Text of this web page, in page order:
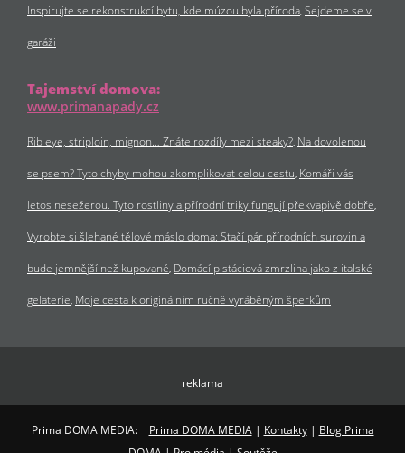
Inspirujte se rekonstrukcí bytu, kde múzou byla příroda Sejdeme se v
garáži
Tajemství domova:
www.primanapady.cz
Rib eye, striploin, mignon… Znáte rozdíly mezi steaky? Na dovolenou
se psem? Tyto chyby mohou zkomplikovat celou cestu Komáři vás
letos nesežerou. Tyto rostliny a přírodní triky fungují překvapivě dobře
Vyrobte si šlehané tělové máslo doma: Stačí pár přírodních surovin a
bude jemnější než kupované Domácí pistáciová zmrzlina jako z italské
gelaterie Moje cesta k originálním ručně vyráběným šperkům
reklama
Prima DOMA MEDIA: Prima DOMA MEDIA| Kontakty| Blog Prima